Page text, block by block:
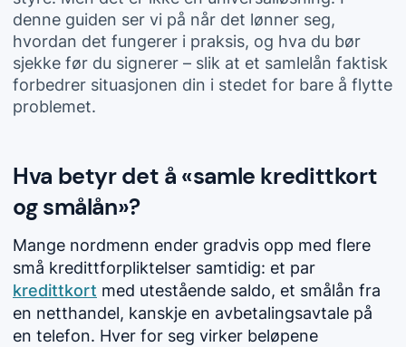
denne guiden ser vi på når det lønner seg,
hvordan det fungerer i praksis, og hva du bør
sjekke før du signerer – slik at et samlelån faktisk
forbedrer situasjonen din i stedet for bare å flytte
problemet.
Hva betyr det å «samle kredittkort
og smålån»?
Mange nordmenn ender gradvis opp med flere
små kredittforpliktelser samtidig: et par
kredittkort med utestående saldo, et smålån fra
en netthandel, kanskje en avbetalingsavtale på
en telefon. Hver for seg virker beløpene